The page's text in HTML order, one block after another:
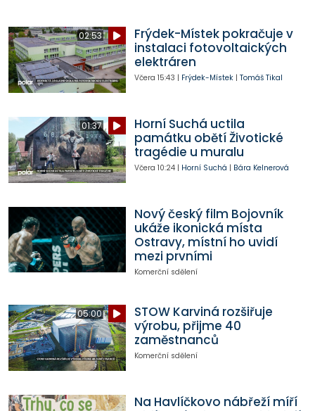
02:53
Frýdek-Místek pokračuje v
instalaci fotovoltaických
elektráren
Včera 15:43 | Frýdek-Místek| Tomáš Tikal
01:37
Horní Suchá uctila
památku obětí Životické
tragédie u muralu
Včera 10:24| Horní Suchá | Bára Kelnerová
Nový český film Bojovník
ukáže ikonická místa
Ostravy, místní ho uvidí
mezi prvními
Komerční sdělení
05:00
STOW Karviná rozšiřuje
výrobu, přijme 40
zaměstnanců
Komerční sdělení
Na Havlíčkovo nábřeží míří